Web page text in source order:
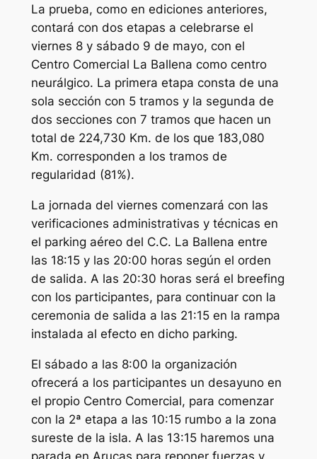
La prueba, como en ediciones anteriores,
contará con dos etapas a celebrarse el
viernes 8 y sábado 9 de mayo, con el
Centro Comercial La Ballena como centro
neurálgico. La primera etapa consta de una
sola sección con 5 tramos y la segunda de
dos secciones con 7 tramos que hacen un
total de 224,730 Km. de los que 183,080
Km. corresponden a los tramos de
regularidad (81%).
La jornada del viernes comenzará con las
verificaciones administrativas y técnicas en
el parking aéreo del C.C. La Ballena entre
las 18:15 y las 20:00 horas según el orden
de salida. A las 20:30 horas será el breefing
con los participantes, para continuar con la
ceremonia de salida a las 21:15 en la rampa
instalada al efecto en dicho parking.
El sábado a las 8:00 la organización
ofrecerá a los participantes un desayuno en
el propio Centro Comercial, para comenzar
con la 2ª etapa a las 10:15 rumbo a la zona
sureste de la isla. A las 13:15 haremos una
parada en Arucas para reponer fuerzas y